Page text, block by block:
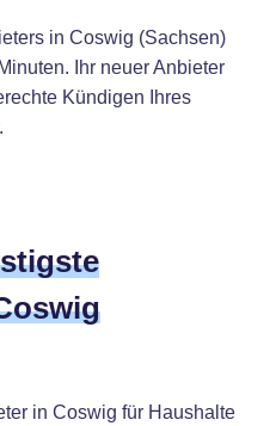
in Coswig (Sachsen)
Ihr neuer Anbieter
Kündigen Ihres
in Coswig für Haushalte